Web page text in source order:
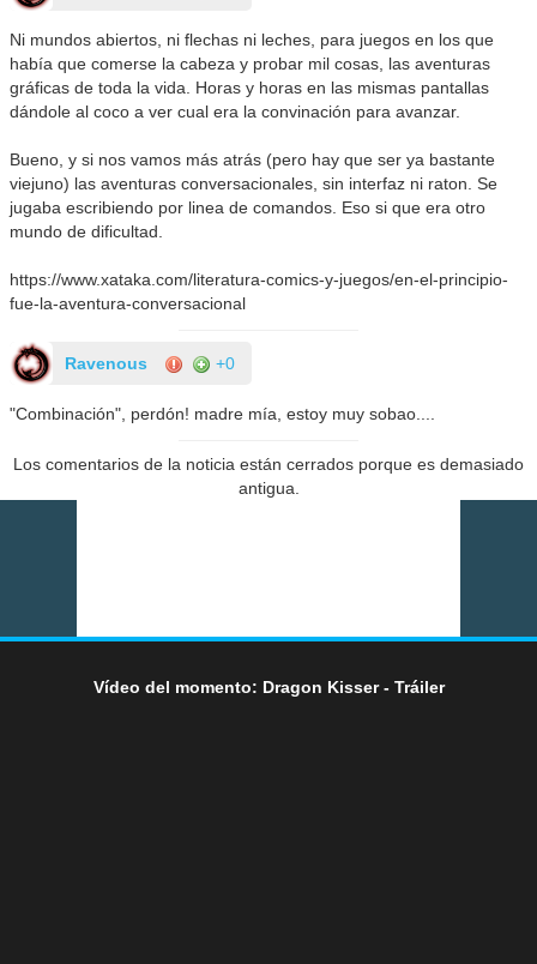
Ni mundos abiertos, ni flechas ni leches, para juegos en los que
había que comerse la cabeza y probar mil cosas, las aventuras
gráficas de toda la vida. Horas y horas en las mismas pantallas
dándole al coco a ver cual era la convinación para avanzar.
Bueno, y si nos vamos más atrás (pero hay que ser ya bastante
viejuno) las aventuras conversacionales, sin interfaz ni raton. Se
jugaba escribiendo por linea de comandos. Eso si que era otro
mundo de dificultad.
https://www.xataka.com/literatura-comics-y-juegos/en-el-principio-
fue-la-aventura-conversacional
Ravenous +0
"Combinación", perdón! madre mía, estoy muy sobao....
Los comentarios de la noticia están cerrados porque es demasiado
antigua.
Vídeo del momento: Dragon Kisser - Tráiler